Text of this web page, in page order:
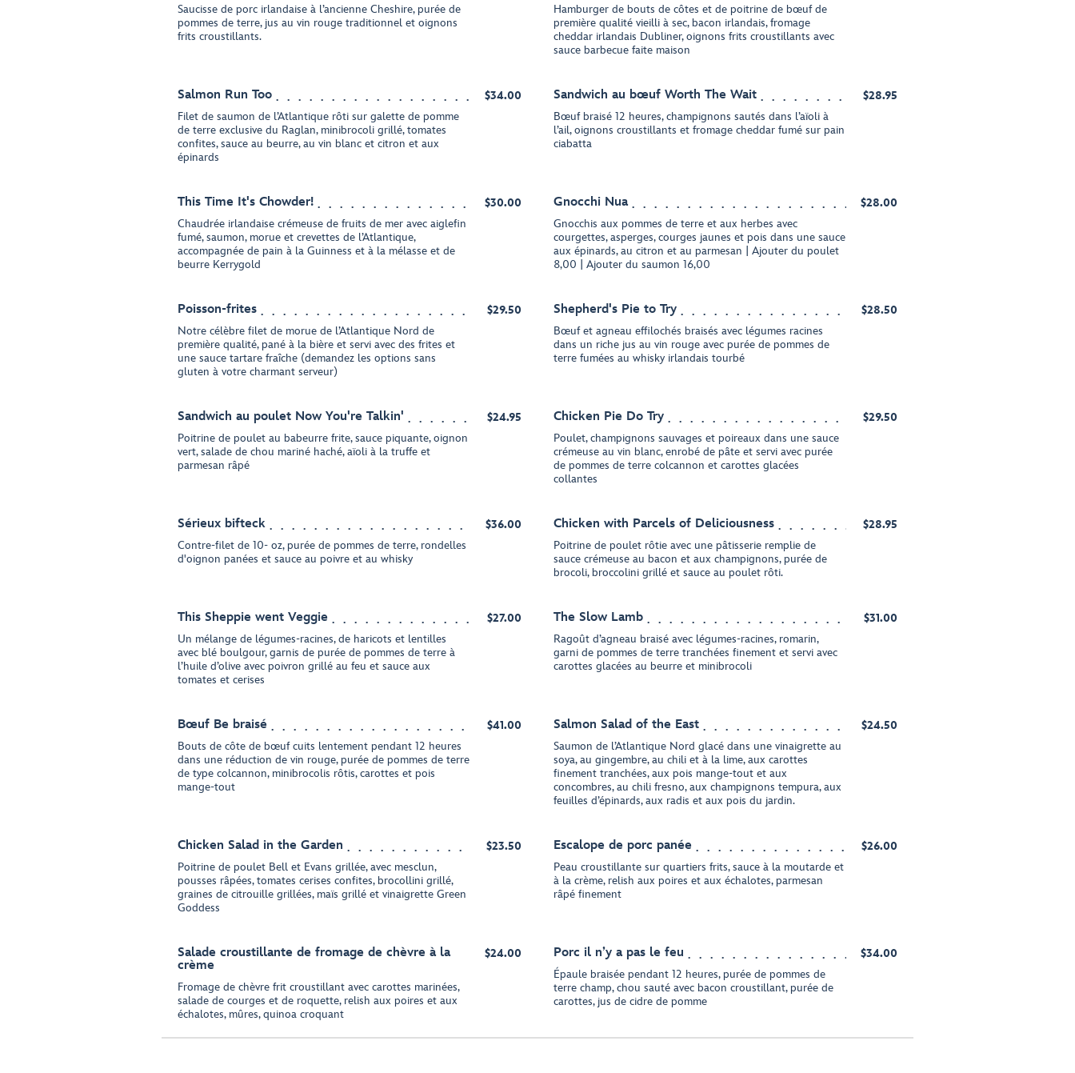
Saucisse de porc irlandaise à l’ancienne Cheshire, purée de
pommes de terre, jus au vin rouge traditionnel et oignons
frits croustillants.
Hamburger de bouts de côtes et de poitrine de bœuf de
première qualité vieilli à sec, bacon irlandais, fromage
cheddar irlandais Dubliner, oignons frits croustillants avec
sauce barbecue faite maison
Salmon Run Too
Filet de saumon de l’Atlantique rôti sur galette de pomme
de terre exclusive du Raglan, minibrocoli grillé, tomates
confites, sauce au beurre, au vin blanc et citron et aux
épinards
$34.00 Sandwich au bœuf Worth The Wait
Bœuf braisé 12 heures, champignons sautés dans l’aïoli à
l’ail, oignons croustillants et fromage cheddar fumé sur pain
ciabatta
$28.95
This Time It's Chowder!
Chaudrée irlandaise crémeuse de fruits de mer avec aiglefin
fumé, saumon, morue et crevettes de l’Atlantique,
accompagnée de pain à la Guinness et à la mélasse et de
beurre Kerrygold
$30.00 Gnocchi Nua
Gnocchis aux pommes de terre et aux herbes avec
courgettes, asperges, courges jaunes et pois dans une sauce
aux épinards, au citron et au parmesan | Ajouter du poulet
8,00 | Ajouter du saumon 16,00
$28.00
Poisson-frites
Notre célèbre filet de morue de l’Atlantique Nord de
première qualité, pané à la bière et servi avec des frites et
une sauce tartare fraîche (demandez les options sans
gluten à votre charmant serveur)
$29.50 Shepherd's Pie to Try
Bœuf et agneau effilochés braisés avec légumes racines
dans un riche jus au vin rouge avec purée de pommes de
terre fumées au whisky irlandais tourbé
$28.50
Sandwich au poulet Now You're Talkin'
Poitrine de poulet au babeurre frite, sauce piquante, oignon
vert, salade de chou mariné haché, aïoli à la truffe et
parmesan râpé
$24.95 Chicken Pie Do Try
Poulet, champignons sauvages et poireaux dans une sauce
crémeuse au vin blanc, enrobé de pâte et servi avec purée
de pommes de terre colcannon et carottes glacées
collantes
$29.50
Sérieux bifteck
Contre-filet de 10- oz, purée de pommes de terre, rondelles
d'oignon panées et sauce au poivre et au whisky
$36.00 Chicken with Parcels of Deliciousness
Poitrine de poulet rôtie avec une pâtisserie remplie de
sauce crémeuse au bacon et aux champignons, purée de
brocoli, broccolini grillé et sauce au poulet rôti.
$28.95
This Sheppie went Veggie
Un mélange de légumes-racines, de haricots et lentilles
avec blé boulgour, garnis de purée de pommes de terre à
l’huile d’olive avec poivron grillé au feu et sauce aux
tomates et cerises
$27.00 The Slow Lamb
Ragoût d’agneau braisé avec légumes-racines, romarin,
garni de pommes de terre tranchées finement et servi avec
carottes glacées au beurre et minibrocoli
$31.00
Bœuf Be braisé
Bouts de côte de bœuf cuits lentement pendant 12 heures
dans une réduction de vin rouge, purée de pommes de terre
de type colcannon, minibrocolis rôtis, carottes et pois
mange-tout
$41.00 Salmon Salad of the East
Saumon de l’Atlantique Nord glacé dans une vinaigrette au
soya, au gingembre, au chili et à la lime, aux carottes
finement tranchées, aux pois mange-tout et aux
concombres, au chili fresno, aux champignons tempura, aux
feuilles d’épinards, aux radis et aux pois du jardin.
$24.50
Chicken Salad in the Garden
Poitrine de poulet Bell et Evans grillée, avec mesclun,
pousses râpées, tomates cerises confites, brocollini grillé,
graines de citrouille grillées, maïs grillé et vinaigrette Green
Goddess
$23.50 Escalope de porc panée
Peau croustillante sur quartiers frits, sauce à la moutarde et
à la crème, relish aux poires et aux échalotes, parmesan
râpé finement
$26.00
Salade croustillante de fromage de chèvre à la
crème
Fromage de chèvre frit croustillant avec carottes marinées,
salade de courges et de roquette, relish aux poires et aux
échalotes, mûres, quinoa croquant
$24.00 Porc il n’y a pas le feu
Épaule braisée pendant 12 heures, purée de pommes de
terre champ, chou sauté avec bacon croustillant, purée de
carottes, jus de cidre de pomme
$34.00